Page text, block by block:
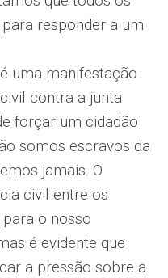
responder a um
uma manifestação
contra a junta
forçar um cidadão
somos escravos da
jamais. O
civil entre os
o nosso
é evidente que
a pressão sobre a